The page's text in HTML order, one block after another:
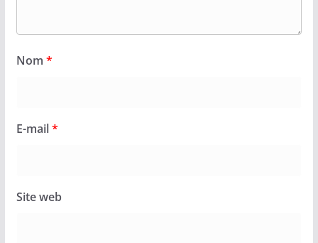
Nom *
E-mail*
Site web